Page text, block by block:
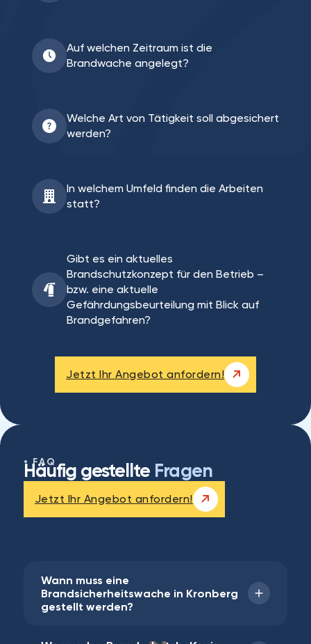
Auf welchen Zeitraum ist die
Brandwache angelegt?
Welche Art von Tätigkeit soll abgesichert
werden?
In welchem Umfeld finden die Arbeiten
statt?
Gibt es ein aktuelles
Brandschutzkonzept für den Betrieb –
bzw. eine aktuelle
Gefährdungsbeurteilung mit Blick auf
Brandgefahren?
Jetzt Ihr Angebot anfordern!
FAQ
Häufig gestellte Fragen
Jetzt Ihr Angebot anfordern!
Wann muss eine
Brandsicherheitswache in Kronberg
gestellt werden?